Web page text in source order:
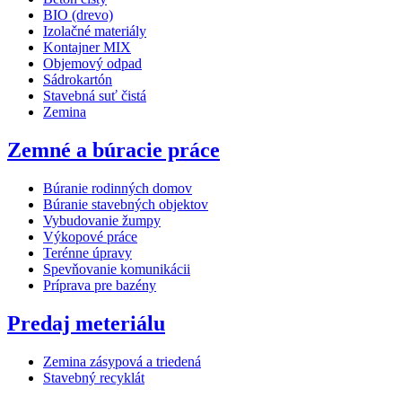
BIO (drevo)
Izolačné materiály
Kontajner MIX
Objemový odpad
Sádrokartón
Stavebná suť čistá
Zemina
Zemné a búracie práce
Búranie rodinných domov
Búranie stavebných objektov
Vybudovanie žumpy
Výkopové práce
Terénne úpravy
Spevňovanie komunikácii
Príprava pre bazény
Predaj meteriálu
Zemina zásypová a triedená
Stavebný recyklát